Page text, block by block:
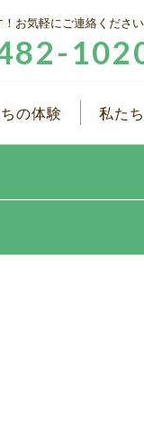
！お気軽にご連絡ください
の体験 私た